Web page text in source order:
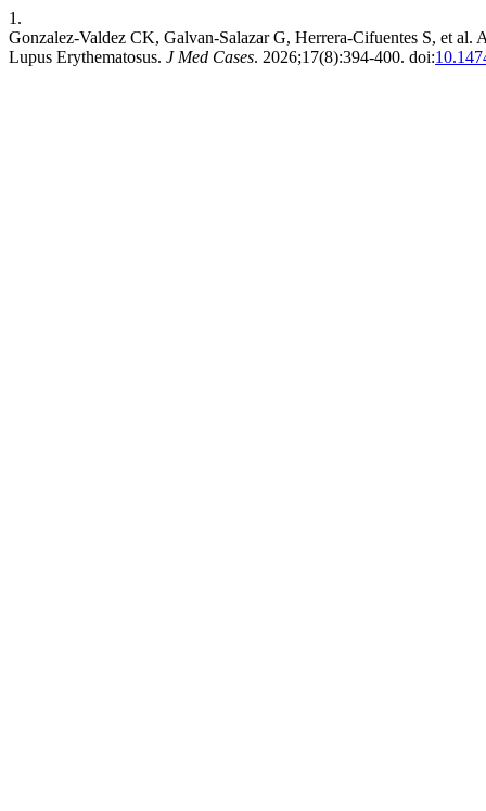
1.
Gonzalez-Valdez CK, Galvan-Salazar G, Herrera-Cifuentes S, et
Lupus Erythematosus. J Med Cases. 2026;17(8):394-400. doi: